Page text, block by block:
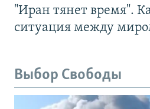
"Иран тянет время".
ситуация между
Выбор Свободы